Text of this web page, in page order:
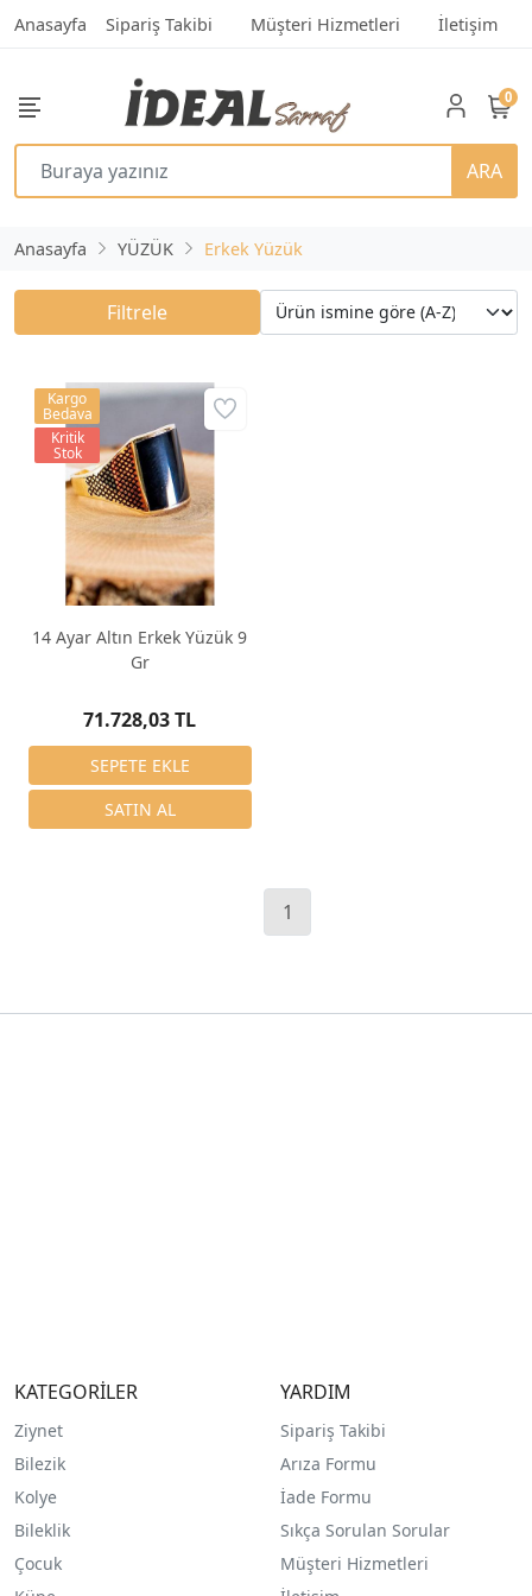
Anasayfa Sipariş Takibi Müşteri Hizmetleri İletişim
ARA
0
Anasayfa YÜZÜK Erkek Yüzük
Filtrele
14 Ayar Altın Erkek Yüzük 9
Gr
71.728,03 TL
Kargo
Bedava
Kritik
Stok
1
KATEGORİLER
Ziynet
Bilezik
Kolye
Bileklik
Çocuk
YARDIM
Sipariş Takibi
Arıza Formu
İade Formu
Sıkça Sorulan Sorular
Müşteri Hizmetleri